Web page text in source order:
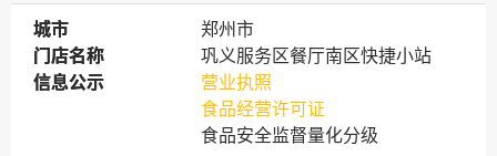
城市
城市
郑州市
门店名称
门店名称
巩义服务区餐厅南区快捷小站
信息公示
信息公示
营业执照
食品经营许可证
食品安全监督量化分级